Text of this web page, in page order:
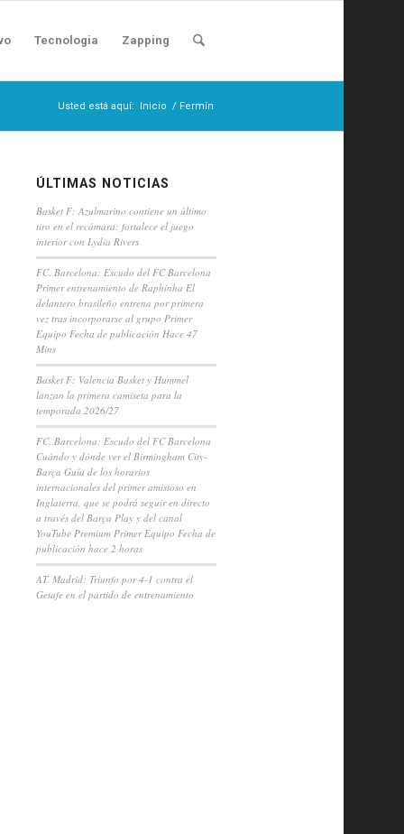
Tecnologia Zapping
Usted está aquí: Inicio / Fermín
ÚLTIMAS NOTICIAS
Basket F: Azulmarino contiene un último
tiro en el recámara: fortalece el juego
interior con Lydia Rivers
FC. Barcelona: Escudo del FC Barcelona
Primer entrenamiento de Raphinha El
delantero brasileño entrena por primera
vez tras incorporarse al grupo Primer
Equipo Fecha de publicación Hace 47
Mins
Basket F: Valencia Basket y Hummel
lanzan la primera camiseta para la
temporada 2026/27
FC. Barcelona: Escudo del FC Barcelona
Cuándo y dónde ver el Birmingham City-
Barça Guía de los horarios
internacionales del primer amistoso en
Inglaterra, que se podrá seguir en directo
a través del Barça Play y del canal
YouTube Premium Primer Equipo Fecha de
publicación hace 2 horas
AT. Madrid: Triunfo por 4-1 contra el
Getafe en el partido de entrenamiento